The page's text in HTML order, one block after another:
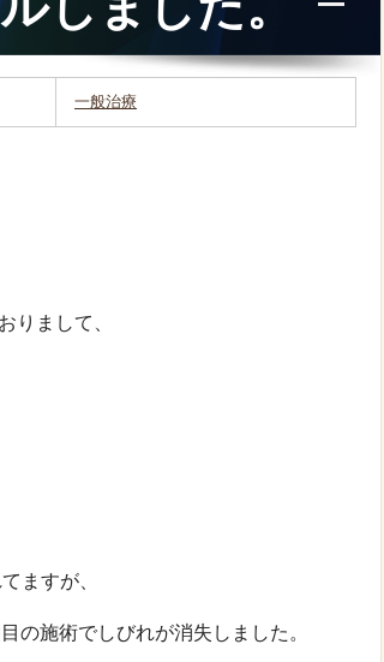
一般治療
りまして、
ますが、
の施術でしびれが消失しました。